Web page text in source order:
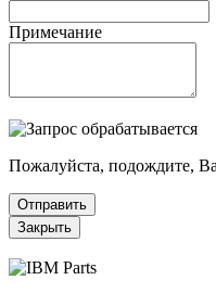
Примечание
Пожалуйста, подождите,
Отправить
Закрыть